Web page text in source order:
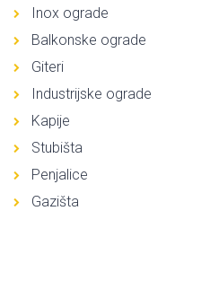
Inox ograde
Balkonske ograde
Giteri
Industrijske ograde
Kapije
Stubišta
Penjalice
Gazišta